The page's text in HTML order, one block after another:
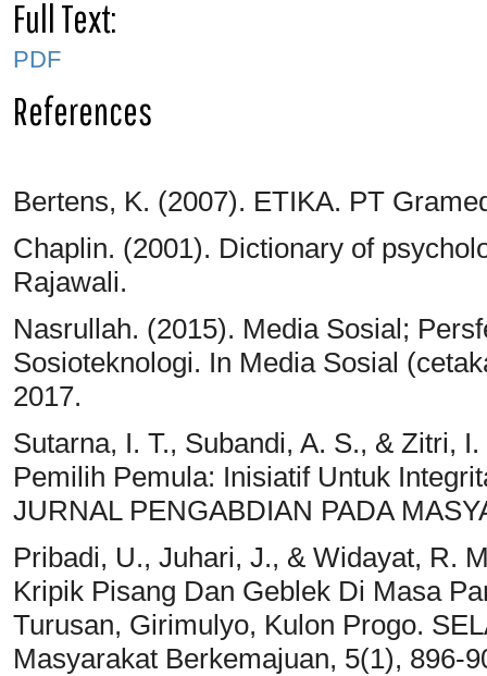
Full Text:
PDF
References
Bertens, K. (2007). ETIKA. PT
Chaplin. (2001). Dictionary of
Rajawali.
Nasrullah. (2015). Media Sosial;
Sosioteknologi. In Media Sosial
2017.
Sutarna, I. T., Subandi, A. S., & Zitri,
Pemilih Pemula: Inisiatif Untuk
JURNAL PENGABDIAN PADA
Pribadi, U., Juhari, J., & Widayat, R.
Kripik Pisang Dan Geblek Di Masa
Turusan, Girimulyo, Kulon Progo.
Masyarakat Berkemajuan, 5(1), 896-